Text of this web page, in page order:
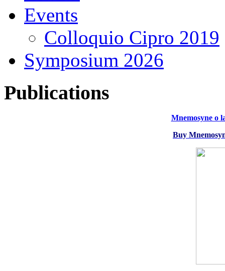
Events
Colloquio Cipro 2019
Symposium 2026
Publications
Mnemosyne o
Buy